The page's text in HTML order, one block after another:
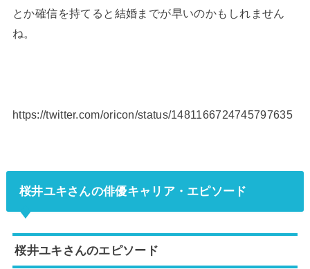
とか確信を持てると結婚までが早いのかもしれません
ね。
https://twitter.com/oricon/status/1481166724745797635
桜井ユキさんの俳優キャリア・エピソード
桜井ユキさんのエピソード